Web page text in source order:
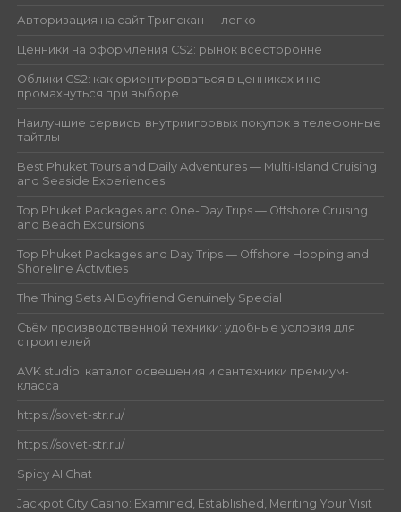
Авторизация на сайт Трипскан — легко
Ценники на оформления CS2: рынок всесторонне
Облики CS2: как ориентироваться в ценниках и не
промахнуться при выборе
Наилучшие сервисы внутриигровых покупок в телефонные
тайтлы
Best Phuket Tours and Daily Adventures — Multi-Island Cruising
and Seaside Experiences
Top Phuket Packages and One-Day Trips — Offshore Cruising
and Beach Excursions
Top Phuket Packages and Day Trips — Offshore Hopping and
Shoreline Activities
The Thing Sets AI Boyfriend Genuinely Special
Съём производственной техники: удобные условия для
строителей
AVK studio: каталог освещения и сантехники премиум-
класса
https://sovet-str.ru/
https://sovet-str.ru/
Spicy AI Chat
Jackpot City Casino: Examined, Established, Meriting Your Visit